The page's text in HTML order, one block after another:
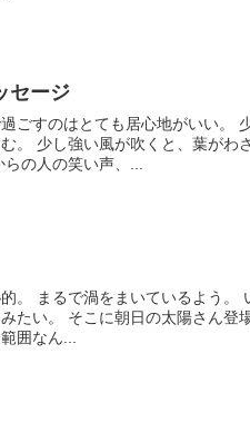
セージ
ごすのはとても居心地がいい。
。 少し強い風が吹くと、葉がわ
の人の笑い声、...
。 まるで渦をまいているよう。
たい。 そこに朝日の太陽さん登
囲なん...